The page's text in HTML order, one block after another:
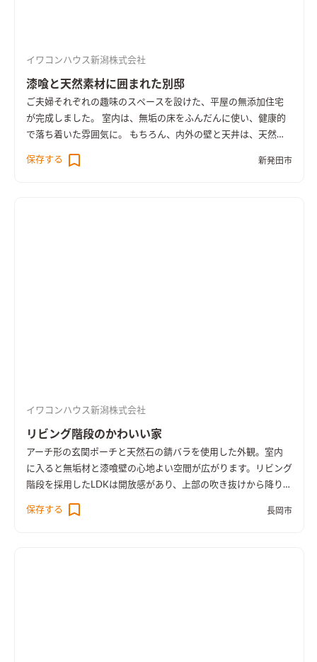
イワコンハウス新潟株式会社
漆喰と天然素材に囲まれた別邸
ご夫婦それぞれの趣味のスペースを設けた、平屋の無添加住宅
が完成しました。 室内は、無垢の床をふんだんに使い、健康的
で落ち着いた雰囲気に。 もちろん、内外の壁と天井は、天然素
らは、季節ごとに表情を変える公園の木々を楽しむことができ
保存する 新発田市
イワコンハウス新潟株式会社
リビング階段のかわいい家
アーチ形の玄関ポーチと天然石の錆バラを使用した外観。室内
に入ると無垢材と漆喰壁の心地よい空間が広がります。リビング
階段を採用したLDKは開放感があり、上部の吹き抜けから降り注
が、奥様こだわりの小物や照明とマッチし、オシャレで可愛ら
保存する 長岡市